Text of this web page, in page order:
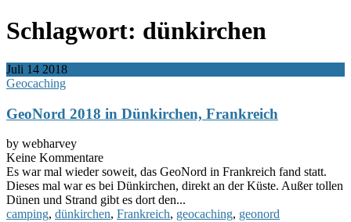
Schlagwort: dünkirchen
Juli 14 2018
Geocaching
GeoNord 2018 in Dünkirchen, Frankreich
by webharvey
Keine Kommentare
Es war mal wieder soweit, das GeoNord in Frankreich fand statt.
Dieses mal war es bei Dünkirchen, direkt an der Küste. Außer tollen
Dünen und Strand gibt es dort den...
camping, dünkirchen, Frankreich, geocaching, geonord